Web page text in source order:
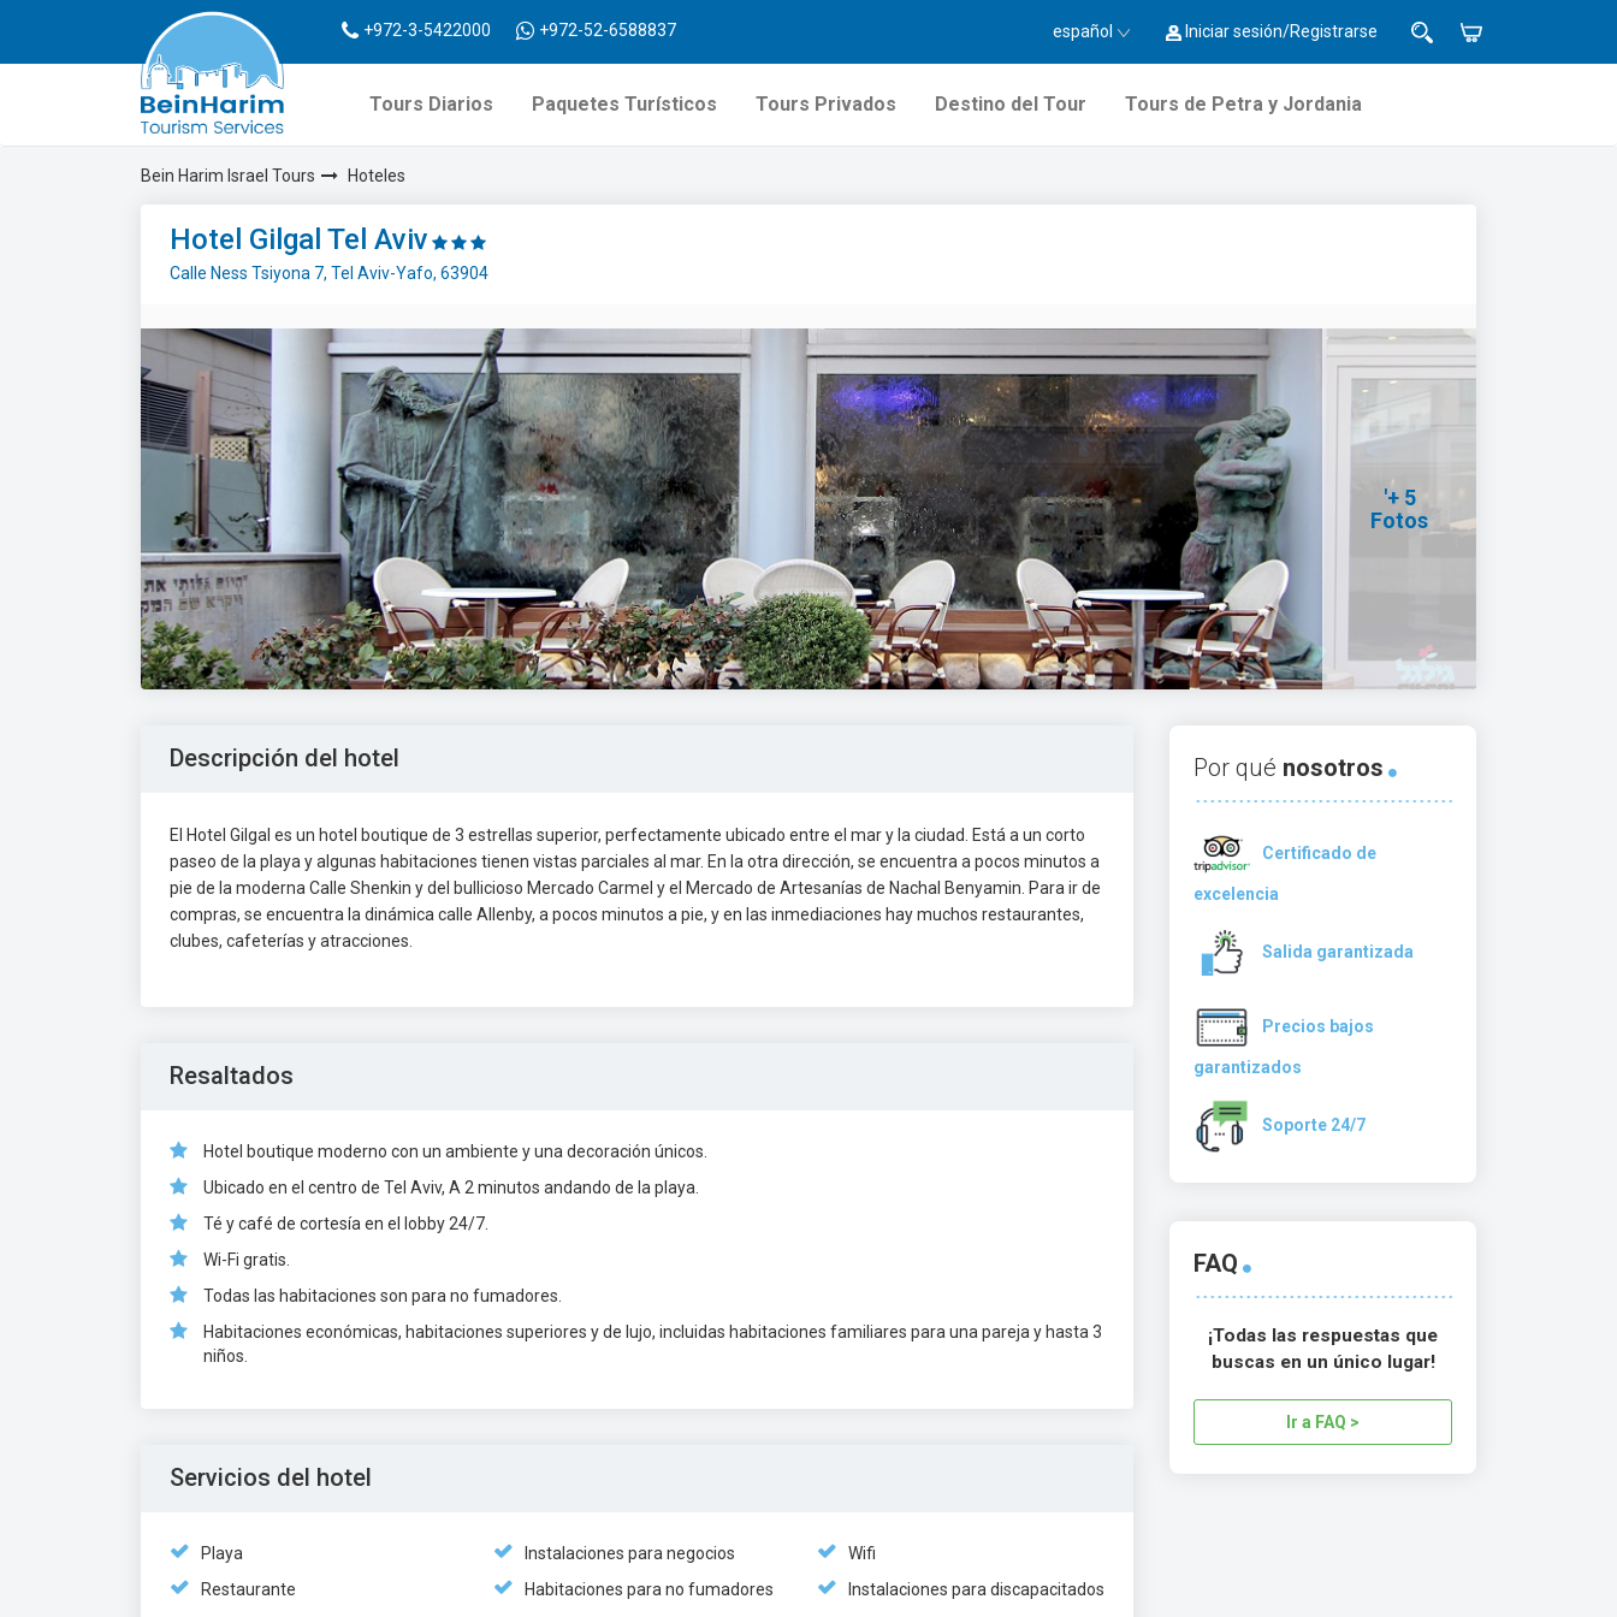
+972-3-5422000 +972-52-6588837 español Iniciar sesión/Registrarse
Tours Diarios Paquetes Turísticos Tours Privados Destino del Tour Tours de Petra y Jordania
Bein Harim Israel Tours Hoteles
Hotel Gilgal Tel Aviv
Calle Ness Tsiyona 7, Tel Aviv-Yafo, 63904
'+ 5
Fotos
Descripción del hotel
El Hotel Gilgal es un hotel boutique de 3 estrellas superior, perfectamente ubicado entre el mar y la ciudad. Está a un corto
paseo de la playa y algunas habitaciones tienen vistas parciales al mar. En la otra dirección, se encuentra a pocos minutos a
pie de la moderna Calle Shenkin y del bullicioso Mercado Carmel y el Mercado de Artesanías de Nachal Benyamin. Para ir de
compras, se encuentra la dinámica calle Allenby, a pocos minutos a pie, y en las inmediaciones hay muchos restaurantes,
clubes, cafeterías y atracciones.
Resaltados
Hotel boutique moderno con un ambiente y una decoración únicos.
Ubicado en el centro de Tel Aviv, A 2 minutos andando de la playa.
Té y café de cortesía en el lobby 24/7.
Wi-Fi gratis.
Todas las habitaciones son para no fumadores.
Habitaciones económicas, habitaciones superiores y de lujo, incluidas habitaciones familiares para una pareja y hasta 3
niños.
Servicios del hotel
Playa Instalaciones para negocios
Wifi
Restaurante
Habitaciones para no fumadores Instalaciones para discapacitados
Por qué nosotros
Certificado de
excelencia
Salida garantizada
Precios bajos
garantizados
Soporte 24/7
FAQ
¡Todas las respuestas que
buscas en un único lugar!
Ir a FAQ >